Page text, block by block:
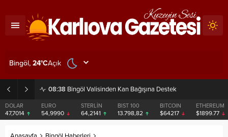
08:38 Bingöl Valisinden Kan Bağışına Destek
DOLAR
47,7014
EURO
54,9990
STERLİN
64,2141
BIST 100
13.798,82
BITCOIN
$64217
ETHEREUM
$1899.77
Bingöl, 24°CAçık